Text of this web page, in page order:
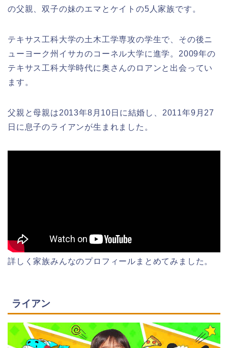
の父親、双子の妹のエマとケイトの5人家族です。
テキサス工科大学の土木工学専攻の学生で、その後ニ
ューヨーク州イサカのコーネル大学に進学。2009年の
テキサス工科大学時代に奥さんのロアンと出会ってい
ます。
父親と母親は2013年8月10日に結婚し、2011年9月27
日に息子のライアンが生まれました。
詳しく家族みんなのプロフィールまとめてみました。
ライアン